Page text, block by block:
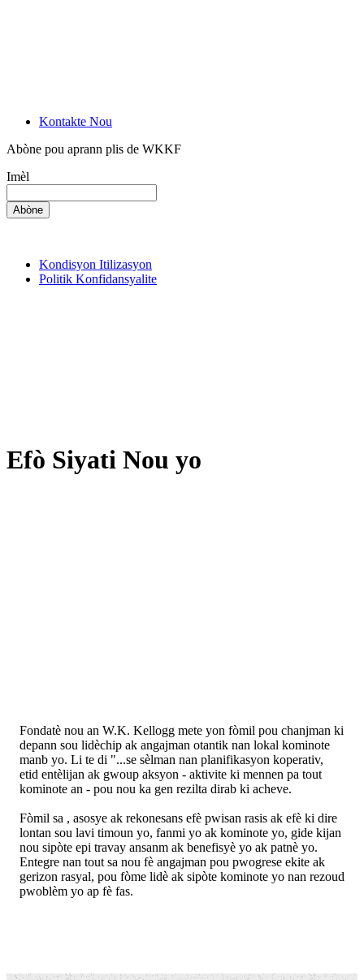
Kontakte Nou
Abòne pou aprann plis de WKKF
Imèl
Kondisyon Itilizasyon
Politik Konfidansyalite
Efò Siyati Nou yo
Fondatè nou an W.K. Kellogg mete yon fòmil pou chanjman ki
depann sou lidèchip ak angajman otantik nan lokal kominote
manb yo. Li te di "...se sèlman nan planifikasyon koperativ,
etid entèlijan ak gwoup aksyon - aktivite ki mennen pa tout
kominote an - pou nou ka gen rezilta dirab ki acheve.
Fòmil sa , asosye ak rekonesans efè pwisan rasis ak efè ki dire
lontan sou lavi timoun yo, fanmi yo ak kominote yo, gide kijan
nou sipòte epi travay ansanm ak benefisyè yo ak patnè yo.
Entegre nan tout sa nou fè angajman pou pwogrese ekite ak
gerizon rasyal, pou fòme lidè ak sipòte kominote yo nan rezoud
pwoblèm yo ap fè fas.